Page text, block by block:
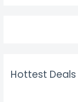
Hottest Deals